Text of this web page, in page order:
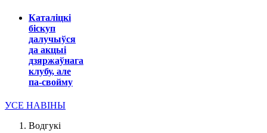
Каталіцкі
біскуп
далучыўся
да акцыі
дзяржаўнага
клубу, але
па-свойму
УСЕ НАВІНЫ
Водгукі